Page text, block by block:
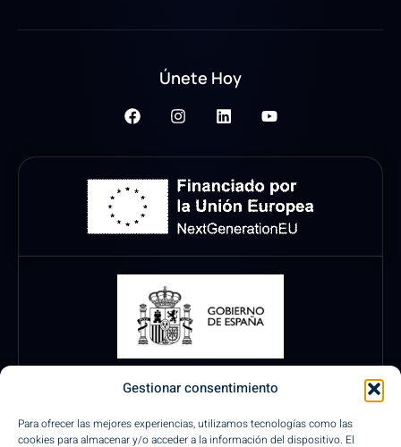
Gestionar consentimiento
Para ofrecer las mejores experiencias, utilizamos tecnologías como las
cookies para almacenar y/o acceder a la información del dispositivo. El
Únete Hoy